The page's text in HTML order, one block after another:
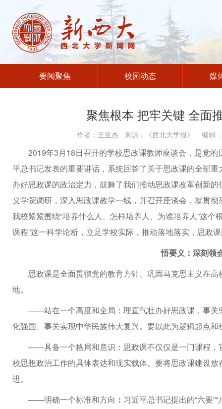
要闻聚焦 校园动态 媒
聚焦根本 把牢关键 全面
作者：王亚杰 来源：《西北大学报》 编
2019年3月18日召开的学校思政课教师座谈会，是党
平总书记发表的重要讲话，系统回答了关于思政课的全部
办好思政课的政治定力，鼓舞了我们推动思政课改革创新
义学院调研，深入思政课教学一线，并召开座谈会，就贯
我校紧紧围绕“培养什么人、怎样培养人、为谁培养人”这
课程”这一科学论断，立足学校实际，推动落地落实，思政
悟要义：深刻领
思政课是全面贯彻党的教育方针、巩固马克思主义在
地。
——站在一个高度和全局：理直气壮办好思政课，事关
化强国、事关实现中华民族伟大复兴。要以此为逻辑起点
——具备一个格局和意识：思政课不仅仅是一门课程，
校思想政治工作的具体表达和现实载体。要将思政课建设
进。
——明确一个标准和方向 ： 习近平总书记提出的“六要